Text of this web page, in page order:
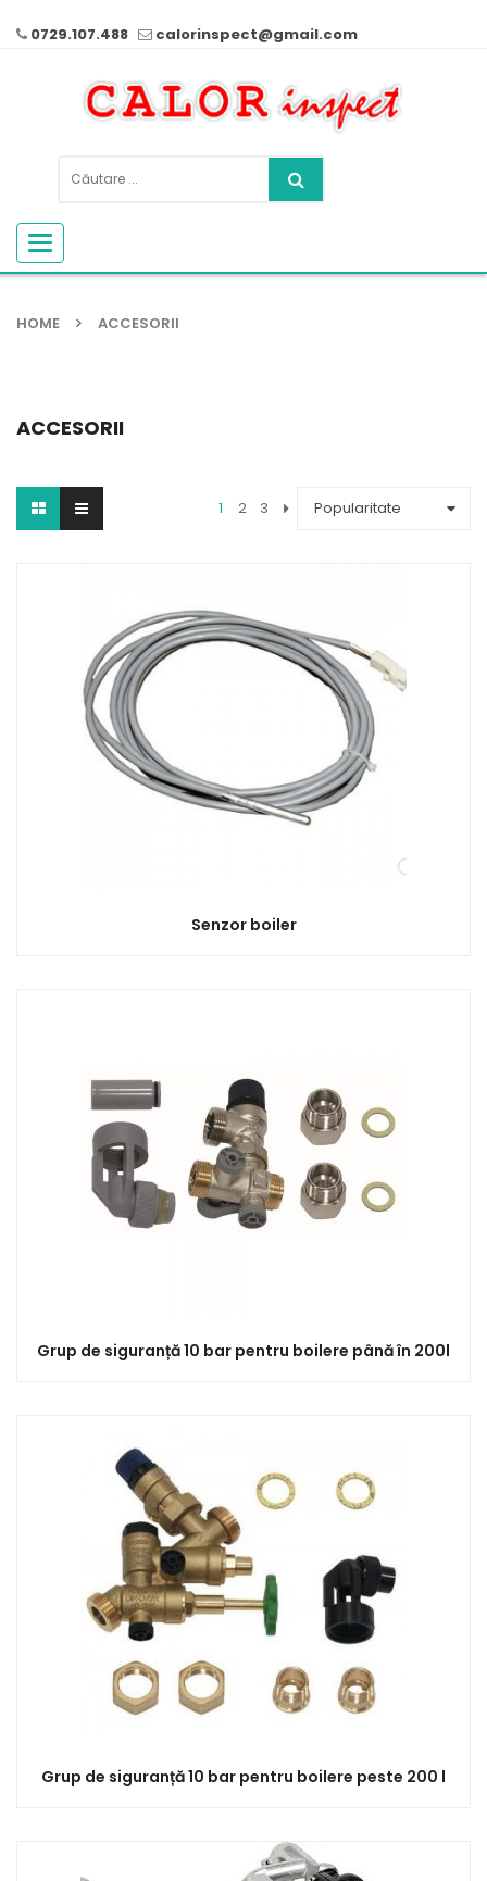
0729.107.488 calorinspect@gmail.com
Toggle
navigation
HOME ACCESORII
ACCESORII
Popularitate
1 2 3
Senzor boiler
Grup de siguranță 10 bar pentru boilere până în 200l
Grup de siguranță 10 bar pentru boilere peste 200 l